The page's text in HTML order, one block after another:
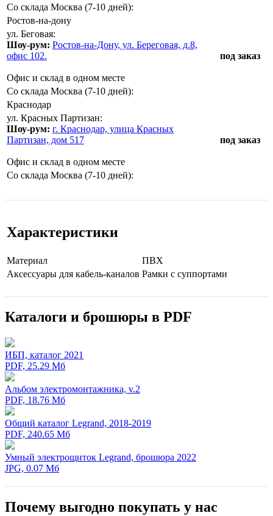
Со склада Москва (7-10 дней):
Ростов-на-дону
ул. Беговая:
Шоу-рум: Ростов-на-Дону, ул. Береговая, д.8,
офис 102.
Офис и склад в одном месте
под заказ
Со склада Москва (7-10 дней):
Краснодар
ул. Красных Партизан:
Шоу-рум: г. Краснодар, улица Красных
Партизан, дом 517
Офис и склад в одном месте
под заказ
Со склада Москва (7-10 дней):
Характеристики
Мaтериал
ПВХ
Аксессуары для кабель-каналов Рамки с суппортами
Каталоги и брошюры в PDF
ИБП, каталог 2021
PDF, 25.29 Мб
Альбом электромонтажника, v.2
PDF, 18.76 Мб
Общий каталог Legrand, 2018-2019
PDF, 240.65 Мб
Умный электрощиток Legrand, брошюра 2022
JPG, 0.07 Мб
Почему выгодно покупать у нас